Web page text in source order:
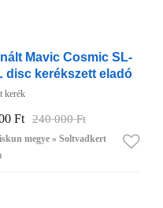
Mavic Cosmic SL-
disc kerékszett eladó
kerék
Ft 240 000 Ft
megye » Soltvadkert